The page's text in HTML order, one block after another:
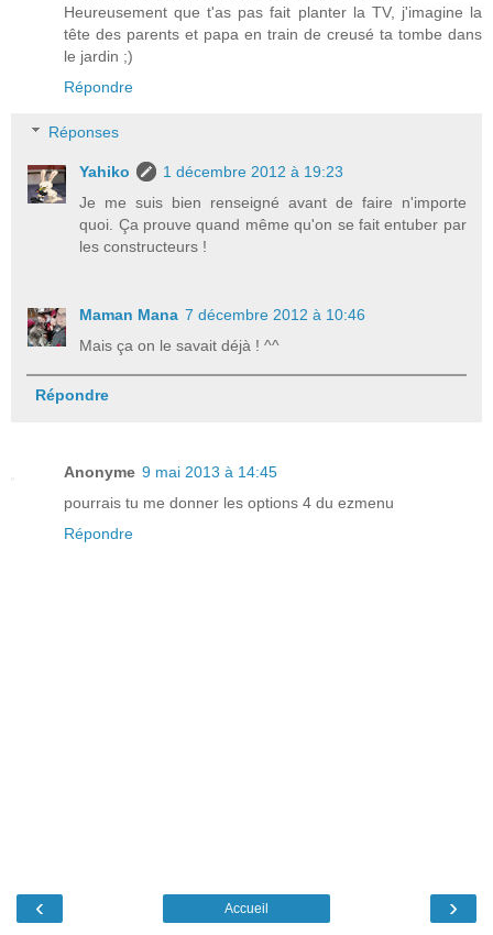
Heureusement que t'as pas fait planter la TV, j'imagine la
tête des parents et papa en train de creusé ta tombe dans
le jardin ;)
Répondre
Réponses
Yahiko
1 décembre 2012 à 19:23
Je me suis bien renseigné avant de faire n'importe
quoi. Ça prouve quand même qu'on se fait entuber par
les constructeurs !
Maman Mana 7 décembre 2012 à 10:46
Mais ça on le savait déjà ! ^^
Répondre
Anonyme 9 mai 2013 à 14:45
pourrais tu me donner les options 4 du ezmenu
Répondre
‹ ›
Accueil